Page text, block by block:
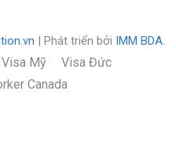
| Phát triển bởi IMM BDA.
Visa Mỹ
Visa Đức
Canada